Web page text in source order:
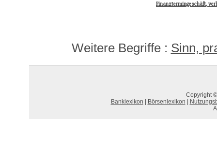
Finanztermingeschäft,
Weitere Begriffe : Sinn,
Copyright
Banklexikon
Börsenlexikon